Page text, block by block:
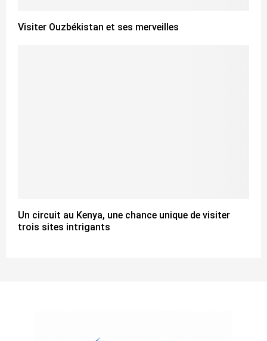
Visiter Ouzbékistan et ses merveilles
Un circuit au Kenya, une chance unique de visiter
trois sites intrigants